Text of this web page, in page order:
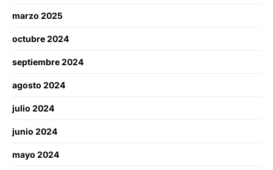
marzo 2025
octubre 2024
septiembre 2024
agosto 2024
julio 2024
junio 2024
mayo 2024